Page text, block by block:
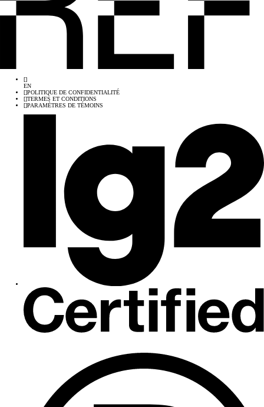
[]
EN
[]POLITIQUE DE CONFIDENTIALITÉ
[]TERMES ET CONDITIONS
[]PARAMÈTRES DE TÉMOINS